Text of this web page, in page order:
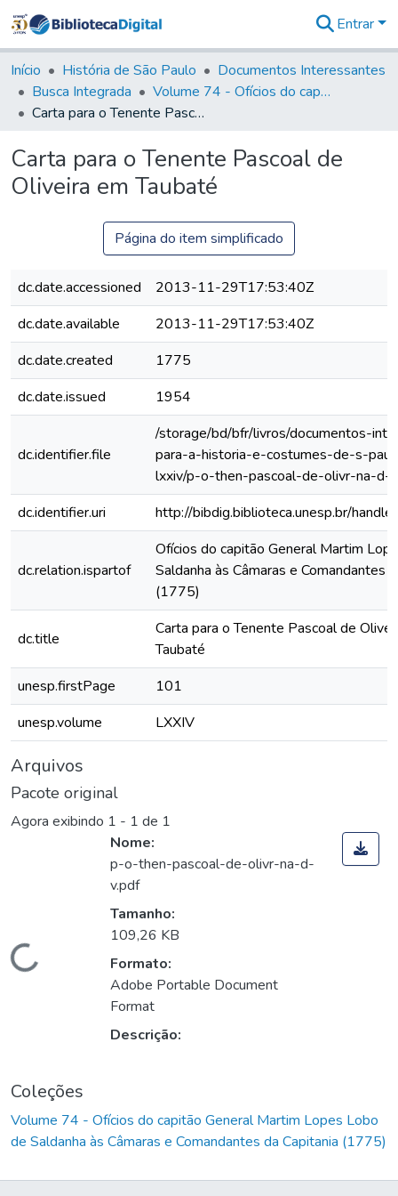
&
Coleções
Tudo na
Biblioteca
Estatísticas
Entrar
Início História de São Paulo
Documentos Interessantes
Busca Integrada
Volume 74 - Ofícios do capitão General Martim Lopes Lobo de Saldanha às Câmaras e Comandantes da Capitania (1775)
Carta para o Tenente Pascoal de Oliveira em Taubaté
Carta para o Tenente Pascoal de
Oliveira em Taubaté
Página do item simplificado
dc.date.accessioned
2013-11-29T17:53:40Z
dc.date.available
2013-11-29T17:53:40Z
dc.date.created
1775
dc.date.issued
1954
dc.identifier.file
/storage/bd/bfr/livros/documentos-
para-a-historia-e-costumes-de-s-
lxxiv/p-o-then-pascoal-de-olivr-na-d-
dc.identifier.uri
http://bibdig.biblioteca.unesp.br/
dc.relation.ispartof
Ofícios do capitão General Martim
Saldanha às Câmaras e Comandantes
(1775)
dc.title
Carta para o Tenente Pascoal de
Taubaté
unesp.firstPage
101
unesp.volume
LXXIV
Arquivos
Pacote original
Agora exibindo 1 - 1 de 1
Carregando...
Nome:
p-o-then-pascoal-de-olivr-na-d-
v.pdf
Tamanho:
109,26 KB
Formato:
Adobe Portable Document
Format
Descrição:
Coleções
Volume 74 - Ofícios do capitão General Martim Lopes Lobo
de Saldanha às Câmaras e Comandantes da Capitania (1775)